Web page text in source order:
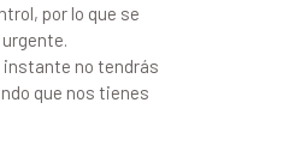
por lo que se
instante no tendrás
que nos tienes